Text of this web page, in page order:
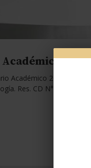
2026.
Académico 2026 de la
Res. CD N°1112/25.